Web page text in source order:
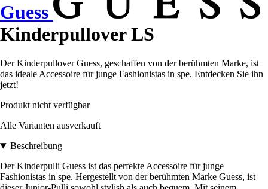
Guess
Kinderpullover LS
Der Kinderpullover Guess, geschaffen von der berühmten Marke, ist
das ideale Accessoire für junge Fashionistas in spe. Entdecken Sie ihn
jetzt!
Produkt nicht verfügbar
Alle Varianten ausverkauft
Beschreibung
Der Kinderpulli Guess ist das perfekte Accessoire für junge
Fashionistas in spe. Hergestellt von der berühmten Marke Guess, ist